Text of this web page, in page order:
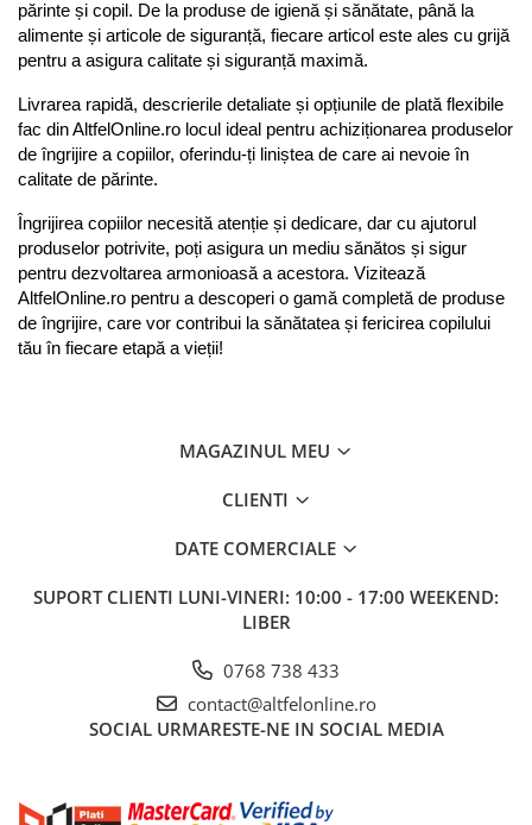
părinte și copil. De la produse de igienă și sănătate, până la
alimente și articole de siguranță, fiecare articol este ales cu grijă
pentru a asigura calitate și siguranță maximă.
Livrarea rapidă, descrierile detaliate și opțiunile de plată flexibile
fac din AltfelOnline.ro locul ideal pentru achiziționarea produselor
de îngrijire a copiilor, oferindu-ți liniștea de care ai nevoie în
calitate de părinte.
Îngrijirea copiilor necesită atenție și dedicare, dar cu ajutorul
produselor potrivite, poți asigura un mediu sănătos și sigur
pentru dezvoltarea armonioasă a acestora. Vizitează
AltfelOnline.ro pentru a descoperi o gamă completă de produse
de îngrijire, care vor contribui la sănătatea și fericirea copilului
tău în fiecare etapă a vieții!
MAGAZINUL MEU
CLIENTI
DATE COMERCIALE
SUPORT CLIENTI LUNI-VINERI: 10:00 - 17:00 WEEKEND:
LIBER
0768 738 433
contact@altfelonline.ro
SOCIAL URMARESTE-NE IN SOCIAL MEDIA